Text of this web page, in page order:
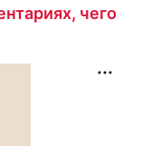
чего